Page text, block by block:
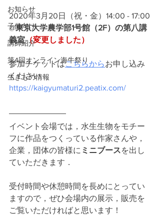
お知らせ
子供向け
講師紹介
第4回オンライン海牛祭り
生きもの情報
2020年3月20日（祝・金）14:00 - 17:00
@東京大学農学部1号館（2F）の第八講
義室（変更しました）
参加チケットはこちらからお申し込み
ください
https://kaigyumaturi2.peatix.com/
イベント会場では，水生生物をモチー
フに作品をつくっている作家さんや，
企業，団体の皆様に ミニブースを出し
ていただきます．
受付時間や休憩時間を長めにとってい
ますので，ぜひ会場内の展示，販売を
ご覧いただければと思います！